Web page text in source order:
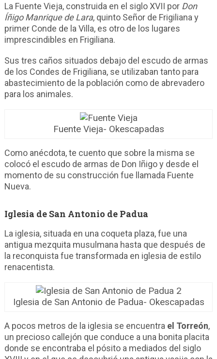
La Fuente Vieja, construida en el siglo XVII por Don
Íñigo Manrique de Lara, quinto Señor de Frigiliana y
primer Conde de la Villa, es otro de los lugares
imprescindibles en Frigiliana.
Sus tres caños situados debajo del escudo de armas
de los Condes de Frigiliana, se utilizaban tanto para
abastecimiento de la población como de abrevadero
para los animales.
Fuente Vieja- Okescapadas
Como anécdota, te cuento que sobre la misma se
colocó el escudo de armas de Don Iñigo y desde el
momento de su construcción fue llamada Fuente
Nueva.
Iglesia de San Antonio de Padua
La iglesia, situada en una coqueta plaza, fue una
antigua mezquita musulmana hasta que después de
la reconquista fue transformada en iglesia de estilo
renacentista.
Iglesia de San Antonio de Padua- Okescapadas
A pocos metros de la iglesia se encuentra el Torreón,
un precioso callejón que conduce a una bonita placita
donde se encontraba el pósito a mediados del siglo